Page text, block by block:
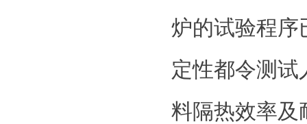
炉的试验程序
定性都令测试
料隔热效率及